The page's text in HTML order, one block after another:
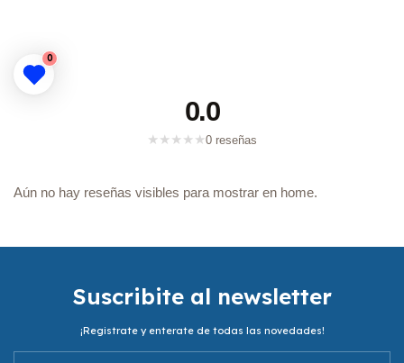
0.0
★ ★ ★ ★ ★0 reseñas
Aún no hay reseñas visibles para mostrar en home.
Suscribite al newsletter
¡Registrate y enterate de todas las novedades!
0